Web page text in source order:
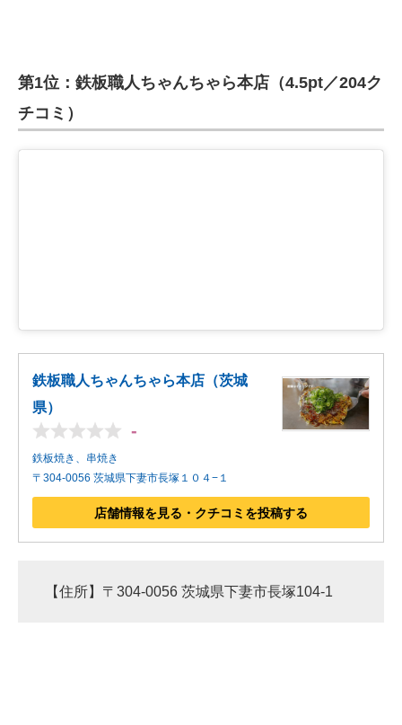
第1位：鉄板職人ちゃんちゃら本店（4.5pt／204ク
チコミ）
鉄板職人ちゃんちゃら本店（茨城
県）
-
鉄板焼き、串焼き
〒304-0056 茨城県下妻市長塚１０４−１
店舗情報を見る・クチコミを投稿する
【住所】〒304-0056 茨城県下妻市長塚104-1